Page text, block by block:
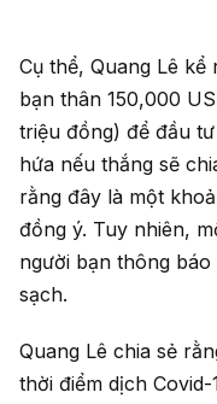
Cụ thể, Quang Lê
bạn thân 150,000
triệu đồng) để đầu
hứa nếu thắng sẽ
rằng đây là một
đồng ý. Tuy nhiên,
người bạn thông
sạch.
Quang Lê chia sẻ
thời điểm dịch